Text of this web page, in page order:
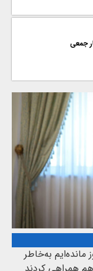
جمعی
مانده‌ایم به‌خاطر
همراهی کردند